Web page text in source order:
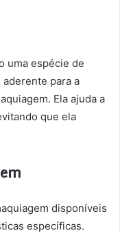
uma espécie de
para a
Ela ajuda a
que ela
disponíveis
específicas.